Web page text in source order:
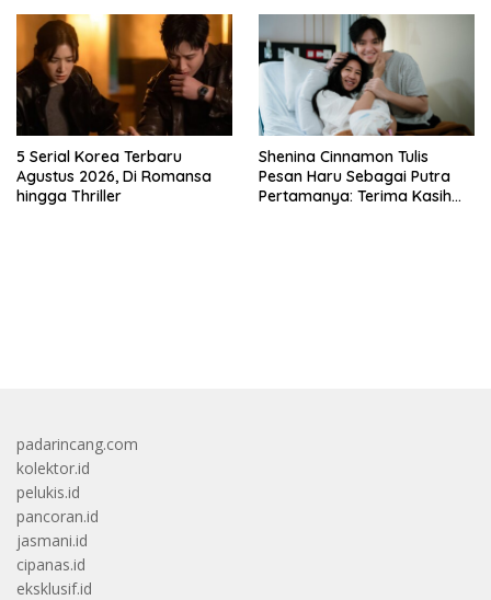
5 Serial Korea Terbaru
Agustus 2026, Di Romansa
hingga Thriller
Shenina Cinnamon Tulis
Pesan Haru Sebagai Putra
Pertamanya: Terima Kasih
padarincang.com
kolektor.id
pelukis.id
pancoran.id
jasmani.id
cipanas.id
eksklusif.id